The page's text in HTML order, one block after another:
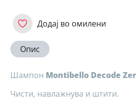
Додај во омилени
Опис
Шампон Montibello Decode
Чисти, навлажнува и штити.